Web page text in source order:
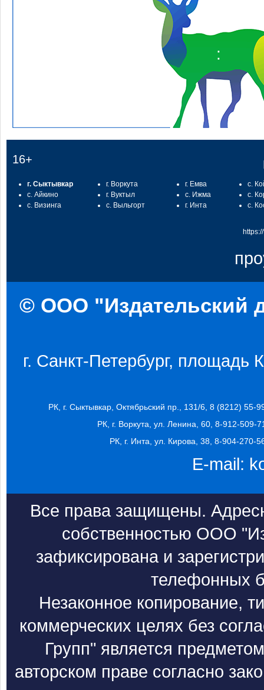
:
16+
г. Сыктывкар
с. Айкино
с. Визинга
г. Воркута
г. Вуктыл
с. Выльгорт
г. Емва
с. Ижма
г. Инта
с.
с.
с.
© ООО "Издательский
г. Санкт-Петербург, площадь
РК, г. Сыктывкар, Октябрьский пр., 131/6, 8 (8212) 55-
РК, г. Воркута, ул. Ленина, 60, 8-912-509-
РК, г. Инта, ул. Кирова, 38, 8-904-270-
E-mail:
Все права защищены.
собственностью ООО
зафиксирована и
телефонных
Незаконное копирование,
коммерческих целях без
Групп" является
авторском праве согласно